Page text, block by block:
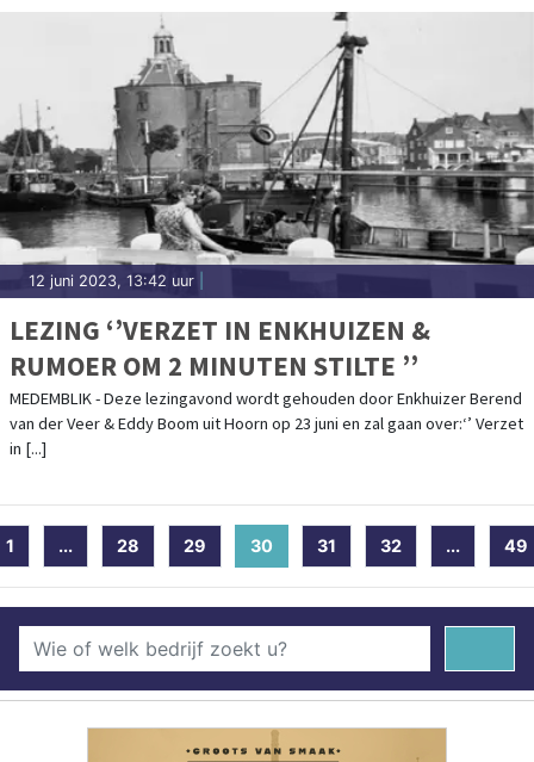
12 juni 2023, 13:42 uur
LEZING ‘’VERZET IN ENKHUIZEN &
RUMOER OM 2 MINUTEN STILTE ’’
MEDEMBLIK - Deze lezingavond wordt gehouden door Enkhuizer Berend
van der Veer & Eddy Boom uit Hoorn op 23 juni en zal gaan over:‘’ Verzet
in [...]
1 ... 28 29 30 (current)
31 32 ... 49